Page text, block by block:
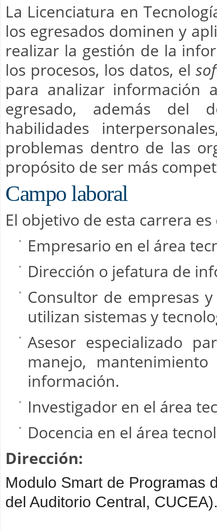
La Licenciatura en
los egresados dominen y
realizar la gestión de la
los procesos, los datos, el
para analizar información
egresado, además del
habilidades
problemas dentro de las
propósito de ser más
Campo laboral
El objetivo de esta carrera
Empresario en el área
Dirección o jefatura de
Consultor de empresas
utilizan sistemas y
Asesor especializado
manejo,
información.
Investigador en el área
Docencia en el área
Dirección:
Modulo Smart de Programas
del Auditorio Central,